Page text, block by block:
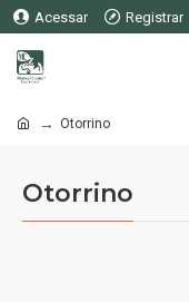
Acessar Registrar
Otorrino
Otorrino